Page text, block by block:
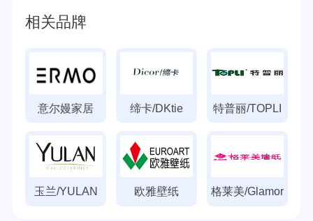
相关品牌
意尔嫚家居 缔卡/DKtie 特普丽/TOPLI
玉兰/YULAN 欧雅壁纸 格莱美/Glamor